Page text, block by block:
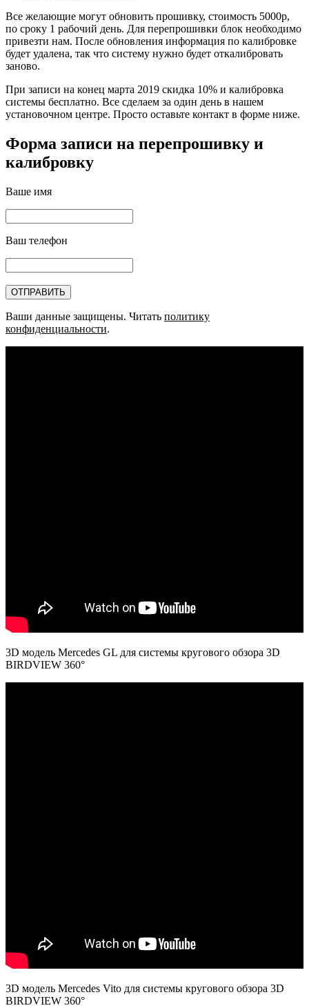
Все желающие могут обновить прошивку, стоимость 5000р,
по сроку 1 рабочий день. Для перепрошивки блок необходимо
привезти нам. После обновления информация по калибровке
будет удалена, так что систему нужно будет откалибровать
заново.
При записи на конец марта 2019 скидка 10% и калибровка
системы бесплатно. Все сделаем за один день в нашем
установочном центре. Просто оставьте контакт в форме ниже.
Форма записи на перепрошивку и
калибровку
Ваше имя
Ваш телефон
Ваши данные защищены. Читать политику
конфиденциальности.
3D модель Mercedes GL для системы кругового обзора 3D
BIRDVIEW 360°
3D модель Mercedes Vito для системы кругового обзора 3D
BIRDVIEW 360°